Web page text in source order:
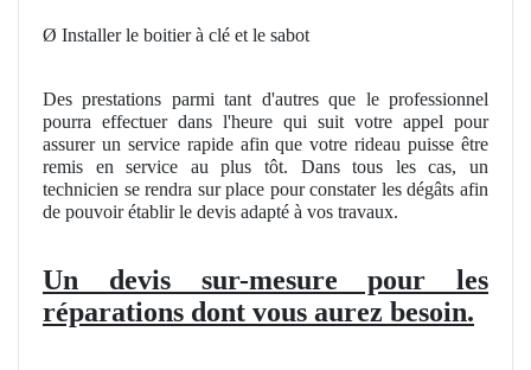
Ø Installer le boitier à clé et le sabot
Des prestations parmi tant d'autres que le professionnel
pourra effectuer dans l'heure qui suit votre appel pour
assurer un service rapide afin que votre rideau puisse être
remis en service au plus tôt. Dans tous les cas, un
technicien se rendra sur place pour constater les dégâts afin
de pouvoir établir le devis adapté à vos travaux.
Un devis sur-mesure pour les
réparations dont vous aurez besoin.